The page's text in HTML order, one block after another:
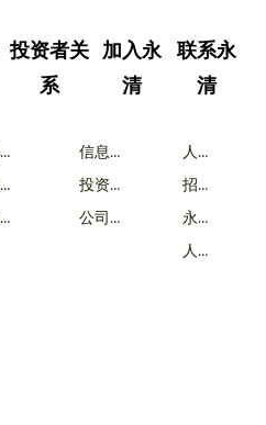
公司新闻
媒体报道
通知公告
信息披露
投资者交流
公司治理
投资者关
系
加入永
清
人才战略
招聘岗位
永清福利
人才激励
联系永
清